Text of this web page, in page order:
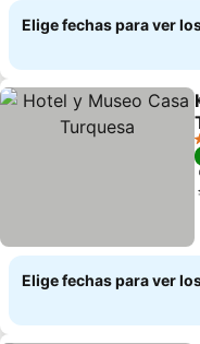
Elige fechas para ver
Elige fechas para ver